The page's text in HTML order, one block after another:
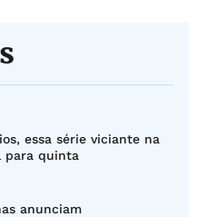
essa série viciante na
para quinta
anunciam